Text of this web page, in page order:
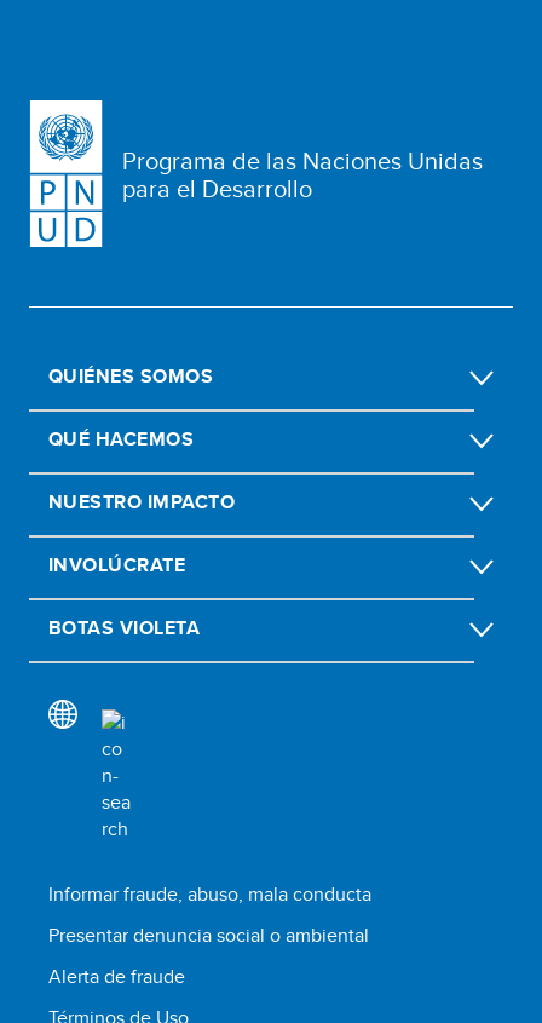
Programa de las Naciones Unidas
para el Desarrollo
QUIÉNES SOMOS
QUÉ HACEMOS
NUESTRO IMPACTO
INVOLÚCRATE
BOTAS VIOLETA
Informar fraude, abuso, mala conducta
Presentar denuncia social o ambiental
Alerta de fraude